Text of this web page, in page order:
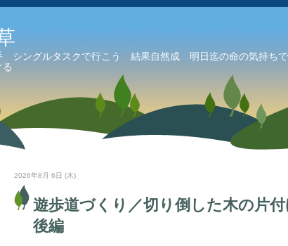
ングルタスクで行こう 結果自然成 明日迄の命の気持ちで
2026年8月 6日 (木)
遊歩道づくり／切り倒した木の片
後編